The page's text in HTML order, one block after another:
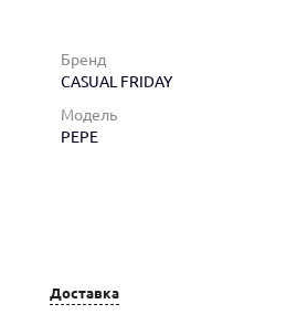
Бренд
CASUAL FRIDAY
Модель
PEPE
Доставка